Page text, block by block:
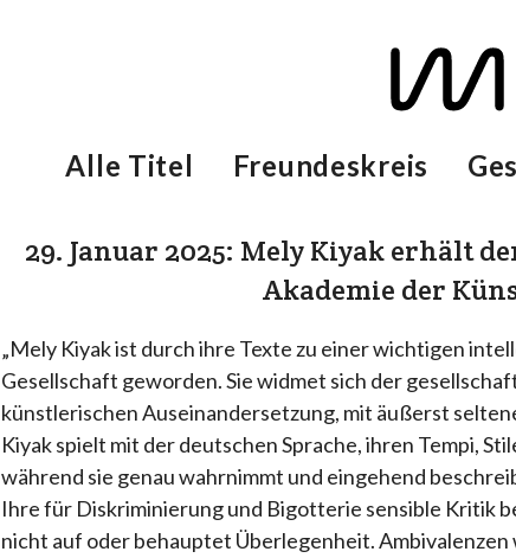
Alle Titel Freundeskreis
29. Januar 2025: Mely Kiyak erhält
Akademie der
„Mely Kiyak ist durch ihre Texte zu einer wichtigen
Gesellschaft geworden. Sie widmet sich der
künstlerischen Auseinandersetzung, mit äußerst
Kiyak spielt mit der deutschen Sprache, ihren Tempi,
während sie genau wahrnimmt und eingehend
Ihre für Diskriminierung und Bigotterie sensible Kritik
nicht auf oder behauptet Überlegenheit.